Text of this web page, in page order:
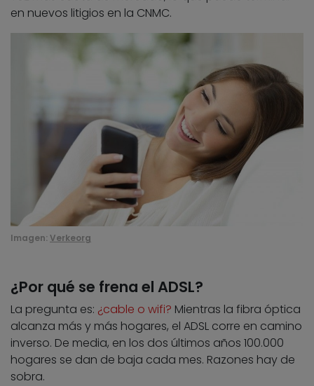
en nuevos litigios en la CNMC.
Imagen: Verkeorg
¿Por qué se frena el ADSL?
La pregunta es: ¿cable o wifi? Mientras la fibra óptica
alcanza más y más hogares, el ADSL corre en camino
inverso. De media, en los dos últimos años 100.000
hogares se dan de baja cada mes. Razones hay de
sobra.